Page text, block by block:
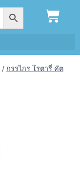
/ กรรไกร โรตารี่ คัต